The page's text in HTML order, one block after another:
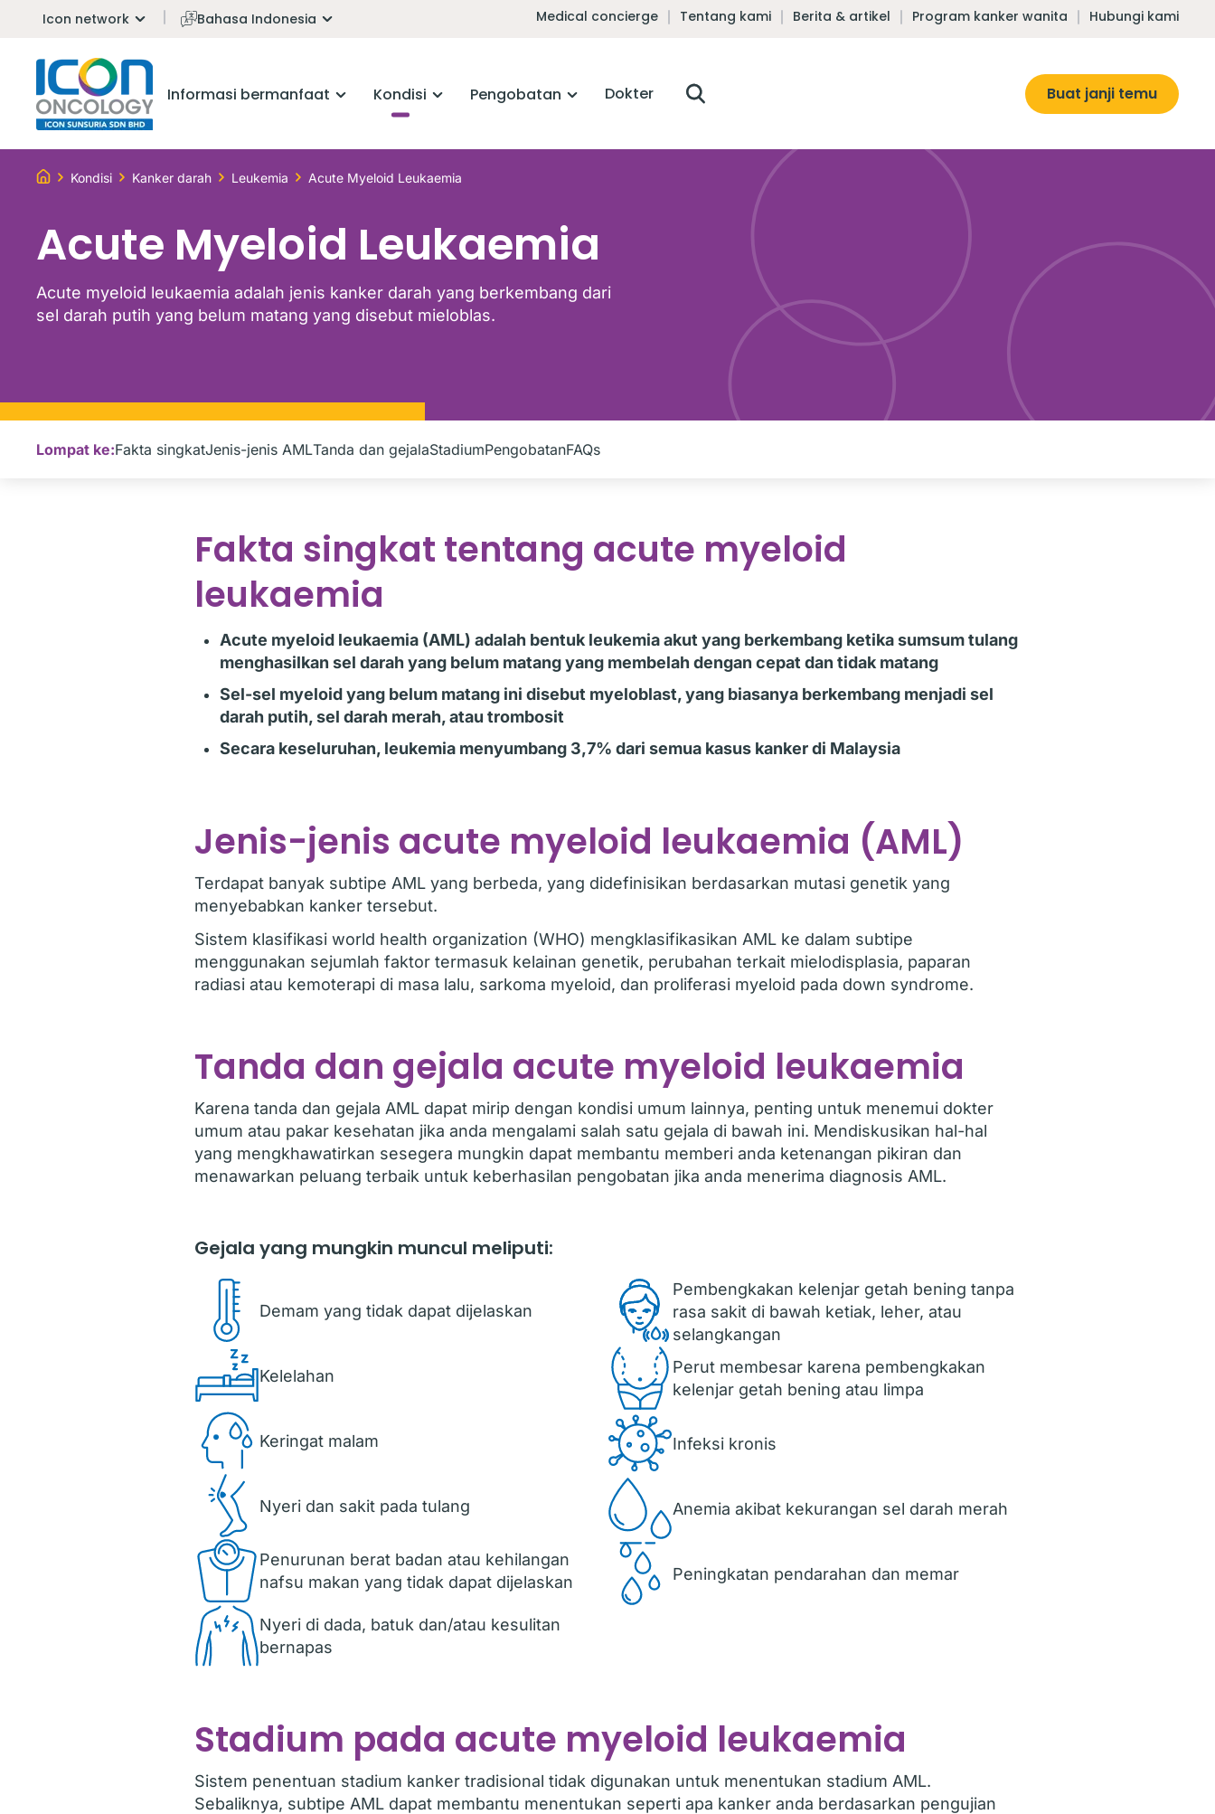
Icon network Bahasa Indonesia Medical concierge Tentang kami Berita & artikel Program kanker wanita Hubungi kami
Informasi bermanfaat Kondisi Pengobatan Dokter Buat janji temu
Kondisi Kanker darah Leukemia Acute Myeloid Leukaemia
Acute Myeloid Leukaemia
Acute myeloid leukaemia adalah jenis kanker darah yang berkembang dari
sel darah putih yang belum matang yang disebut mieloblas.
Lompat ke:Fakta singkatJenis-jenis AMLTanda dan gejalaStadiumPengobatanFAQs
Fakta singkat tentang acute myeloid
leukaemia
Acute myeloid leukaemia (AML) adalah bentuk leukemia akut yang berkembang ketika sumsum tulang
menghasilkan sel darah yang belum matang yang membelah dengan cepat dan tidak matang
Sel-sel myeloid yang belum matang ini disebut myeloblast, yang biasanya berkembang menjadi sel
darah putih, sel darah merah, atau trombosit
Secara keseluruhan, leukemia menyumbang 3,7% dari semua kasus kanker di Malaysia
Jenis-jenis acute myeloid leukaemia (AML)
Terdapat banyak subtipe AML yang berbeda, yang didefinisikan berdasarkan mutasi genetik yang
menyebabkan kanker tersebut.
Sistem klasifikasi world health organization (WHO) mengklasifikasikan AML ke dalam subtipe
menggunakan sejumlah faktor termasuk kelainan genetik, perubahan terkait mielodisplasia, paparan
radiasi atau kemoterapi di masa lalu, sarkoma myeloid, dan proliferasi myeloid pada down syndrome.
Tanda dan gejala acute myeloid leukaemia
Karena tanda dan gejala AML dapat mirip dengan kondisi umum lainnya, penting untuk menemui dokter
umum atau pakar kesehatan jika anda mengalami salah satu gejala di bawah ini. Mendiskusikan hal-hal
yang mengkhawatirkan sesegera mungkin dapat membantu memberi anda ketenangan pikiran dan
menawarkan peluang terbaik untuk keberhasilan pengobatan jika anda menerima diagnosis AML.
Gejala yang mungkin muncul meliputi:
Demam yang tidak dapat dijelaskan
Kelelahan
Keringat malam
Nyeri dan sakit pada tulang
Penurunan berat badan atau kehilangan
nafsu makan yang tidak dapat dijelaskan
Nyeri di dada, batuk dan/atau kesulitan
bernapas
Pembengkakan kelenjar getah bening tanpa
rasa sakit di bawah ketiak, leher, atau
selangkangan
Perut membesar karena pembengkakan
kelenjar getah bening atau limpa
Infeksi kronis
Anemia akibat kekurangan sel darah merah
Peningkatan pendarahan dan memar
Stadium pada acute myeloid leukaemia
Sistem penentuan stadium kanker tradisional tidak digunakan untuk menentukan stadium AML.
Sebaliknya, subtipe AML dapat membantu menentukan seperti apa kanker anda berdasarkan pengujian